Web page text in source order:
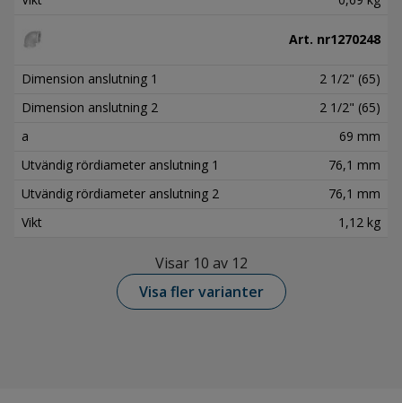
Art. nr1270248
Dimension anslutning 1
2 1/2" (65)
Dimension anslutning 2
2 1/2" (65)
a
69 mm
Utvändig rördiameter anslutning 1
76,1 mm
Utvändig rördiameter anslutning 2
76,1 mm
Vikt
1,12 kg
Visar 10 av 12
Visa fler varianter